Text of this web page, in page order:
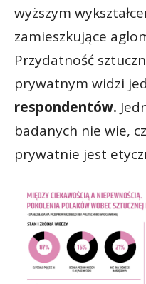
wyższym
zamieszkujące
Przydatność
prywatnym widzi
respondentów.
badanych nie wie,
prywatnie jest